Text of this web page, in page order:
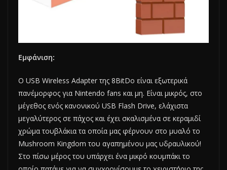
Εμφάνιση:
O USB Wireless Adapter της 8BitDo είναι εξωτερικά
πανέμορφος για Nintendo fans και μη. Είναι μικρός, στο
μέγεθος ενός κανονικού USB Flash Drive, ελάχιστα
μεγαλύτερος σε πάχος και έχει σκαλισμένα σε κεραμιδί
χρώμα τουβλάκια τα οποία μας φέρνουν στο μυαλό το
Mushroom Kingdom του αγαπημένου μας υδραυλικού!
Στο πίσω μέρος του υπάρχει ένα μικρό κουμπάκι το